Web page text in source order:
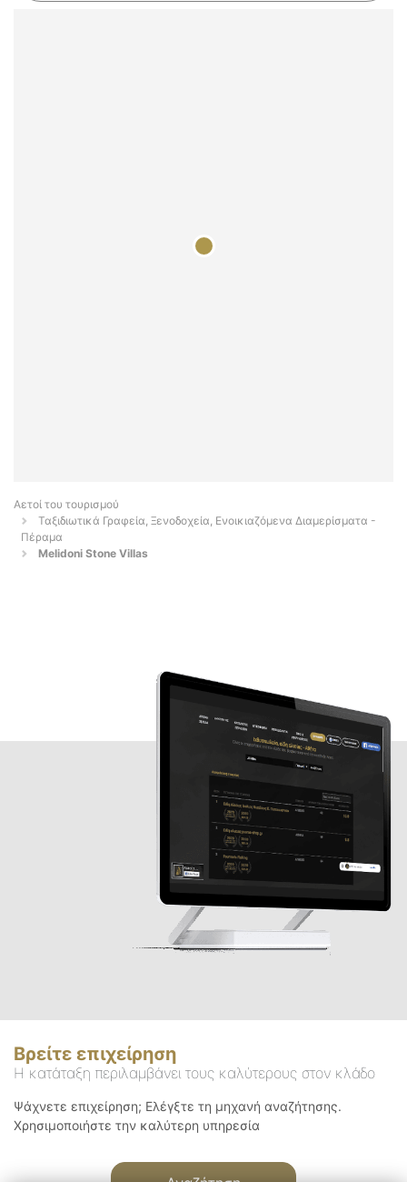
Αετοί του τουρισμού
Ταξιδιωτικά Γραφεία, Ξενοδοχεία, Ενοικιαζόμενα Διαμερίσματα -
Πέραμα
Melidoni Stone Villas
Βρείτε επιχείρηση
Η κατάταξη περιλαμβάνει τους καλύτερους στον κλάδο
Ψάχνετε επιχείρηση; Ελέγξτε τη μηχανή αναζήτησης.
Χρησιμοποιήστε την καλύτερη υπηρεσία